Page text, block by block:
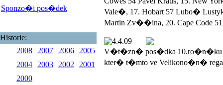
Sponzo�i pos�dek
Historie:
2008
2007 2006
2005
2004
2003 2002
2001
2000
Vale�, 17. Hobart 57 Lubo�
Martin Zv��ina, 20. Cape Code 51
4.4.09
V�t�zn� pos�dka 10.ro�n�ku
kter� t�mto ve Velikono�n�